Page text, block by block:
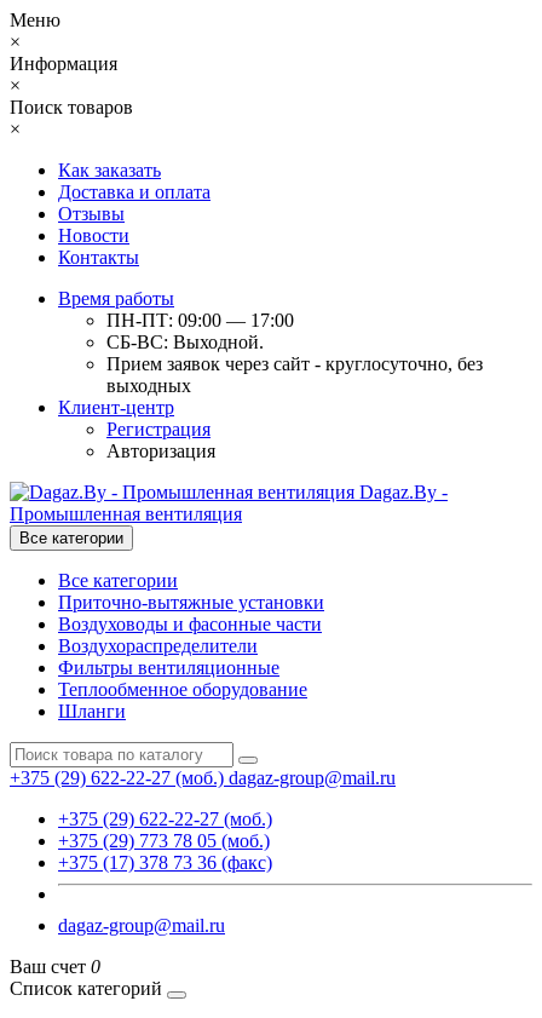
Меню
×
Информация
×
Поиск товаров
×
Как заказать
Доставка и оплата
Отзывы
Новости
Контакты
Время работы
ПН-ПТ: 09:00 — 17:00
СБ-ВС: Выходной.
Прием заявок через сайт - круглосуточно, без
выходных
Клиент-центр
Регистрация
Авторизация
Dagaz.By -
Промышленная вентиляция
Все категории
Все категории
Приточно-вытяжные установки
Воздуховоды и фасонные части
Воздухораспределители
Фильтры вентиляционные
Теплообменное оборудование
Шланги
+375 (29) 622-22-27 (моб.) dagaz-group@mail.ru
+375 (29) 622-22-27 (моб.)
+375 (29) 773 78 05 (моб.)
+375 (17) 378 73 36 (факс)
dagaz-group@mail.ru
Ваш счет 0
Список категорий